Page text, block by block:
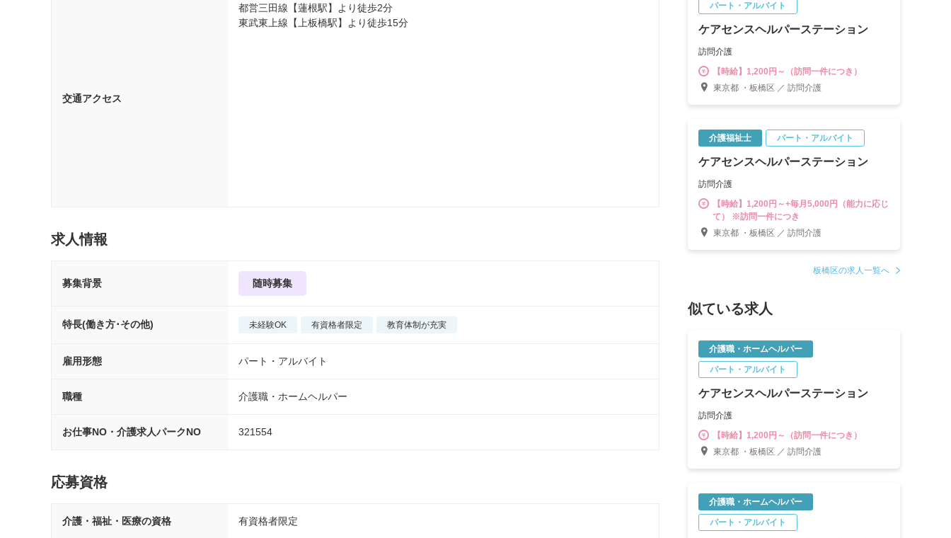
交通アクセス
都営三田線【蓮根駅】より徒歩2分
東武東上線【上板橋駅】より徒歩15分
求人情報
募集背景 随時募集
特長(働き方･その他) 未経験OK 有資格者限定 教育体制が充実
雇用形態 パート・アルバイト
職種 介護職・ホームヘルパー
お仕事NO・介護求人パークNO 321554
応募資格
介護・福祉・医療の資格 有資格者限定
パート・アルバイト
ケアセンスヘルパーステーション
訪問介護
【時給】1,200円～（訪問一件につき）
東京都 ・板橋区 ／ 訪問介護
介護福祉士 パート・アルバイト
ケアセンスヘルパーステーション
訪問介護
【時給】1,200円～+毎月5,000円（能力に応じ
て） ※訪問一件につき
東京都 ・板橋区 ／ 訪問介護
板橋区の求人一覧へ
似ている求人
介護職・ホームヘルパー
パート・アルバイト
ケアセンスヘルパーステーション
訪問介護
【時給】1,200円～（訪問一件につき）
東京都 ・板橋区 ／ 訪問介護
介護職・ホームヘルパー
パート・アルバイト